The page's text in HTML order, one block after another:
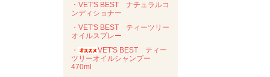
・VET'S BEST ナチュラルコ
ンディショナー
・VET'S BEST ティーツリー
オイルスプレー
・
VET'S BEST ティー
ツリーオイルシャンプー
470ml